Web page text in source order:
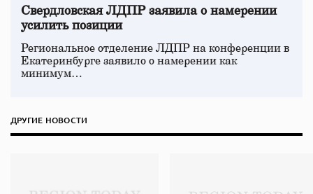
Свердловская ЛДПР заявила о намерении
усилить позиции
Региональное отделение ЛДПР на конференции в
Екатеринбурге заявило о намерении как
минимум…
ДРУГИЕ НОВОСТИ